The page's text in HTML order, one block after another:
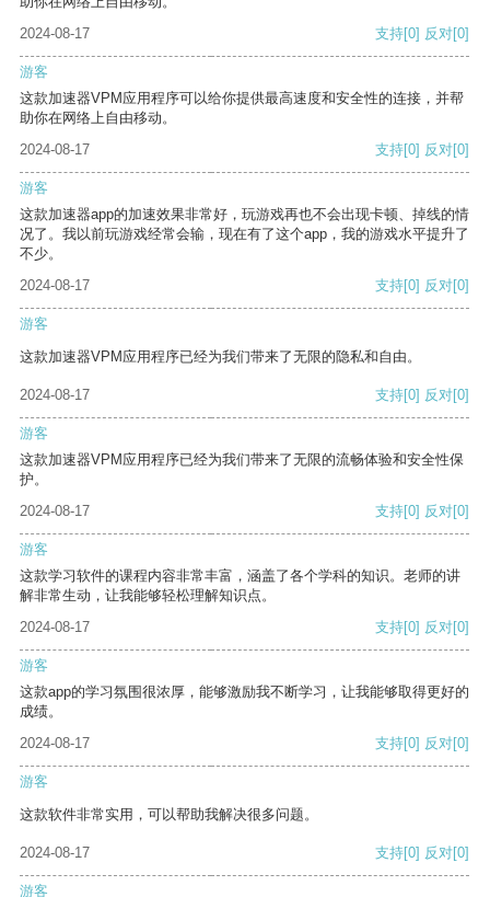
2024-08-17
支持[0] 反对[0]
游客
这款加速器VPM应用程序可以给你提供最高速度和安全性的连接，并帮
助你在网络上自由移动。
2024-08-17
支持[0] 反对[0]
游客
这款加速器app的加速效果非常好，玩游戏再也不会出现卡顿、掉线的情
况了。我以前玩游戏经常会输，现在有了这个app，我的游戏水平提升了
不少。
2024-08-17
支持[0] 反对[0]
游客
这款加速器VPM应用程序已经为我们带来了无限的隐私和自由。
2024-08-17 支持[0] 反对[0]
游客
这款加速器VPM应用程序已经为我们带来了无限的流畅体验和安全性保
护。
2024-08-17
支持[0] 反对[0]
游客
这款学习软件的课程内容非常丰富，涵盖了各个学科的知识。老师的讲
解非常生动，让我能够轻松理解知识点。
2024-08-17
支持[0] 反对[0]
游客
这款app的学习氛围很浓厚，能够激励我不断学习，让我能够取得更好的
成绩。
2024-08-17
支持[0] 反对[0]
游客
这款软件非常实用，可以帮助我解决很多问题。
2024-08-17 支持[0] 反对[0]
游客